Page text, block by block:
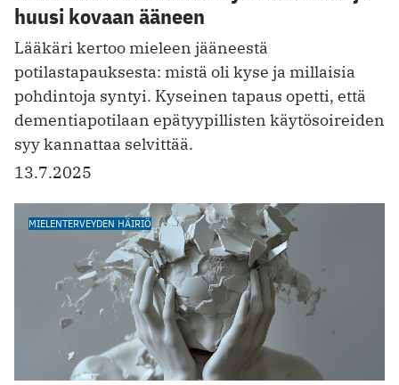
huusi kovaan ääneen
Lääkäri kertoo mieleen jääneestä
potilastapauksesta: mistä oli kyse ja millaisia
pohdintoja syntyi. ­Kyseinen tapaus opetti, että
dementiapotilaan ­epätyypillisten käytös­oireiden
syy kannattaa selvittää.
13.7.2025
MIELENTERVEYDEN HÄIRIÖ